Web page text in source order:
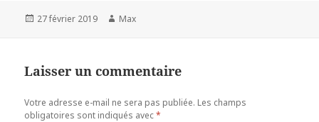
Publié
27 février 2019 Auteur
Max
Laisser un commentaire
Votre adresse e-mail ne sera pas publiée. Les champs
obligatoires sont indiqués avec*